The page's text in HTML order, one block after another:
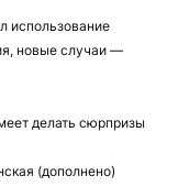
использование
новые случаи —
делать сюрпризы
(дополнено)